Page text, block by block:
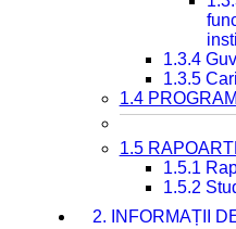
1.3.4
1.3.5
1.4
1.5
1.5.1
1.5.2
2. INFORMAȚII